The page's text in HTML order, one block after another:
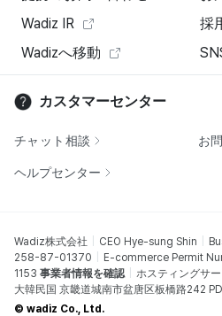
Wadiz IR
採
Wadizへ移動
カスタマーセンター
チャット相談 お
ヘルプセンター
Wadiz株式会社 CEO Hye-sung Shin
258-87-01370
E-commerce Permit
1153 事業者情報を確認
ホスティングサ
大韓民国 京畿道城南市盆唐区板橋路242
© wadiz Co., Ltd.